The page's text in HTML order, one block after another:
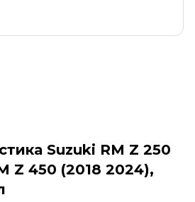
Suzuki RM Z 250
Z 450 (2018 2024),